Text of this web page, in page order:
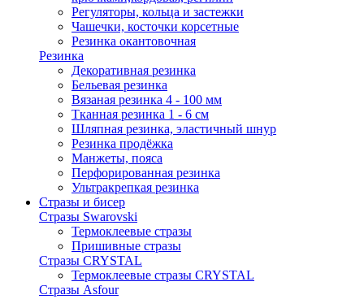
Регуляторы, кольца и застежки
Чашечки, косточки корсетные
Резинка окантовочная
Резинка
Декоративная резинка
Бельевая резинка
Вязаная резинка 4 - 100 мм
Тканная резинка 1 - 6 см
Шляпная резинка, эластичный шнур
Резинка продёжка
Манжеты, пояса
Перфорированная резинка
Ультракрепкая резинка
Стразы и бисер
Стразы Swarovski
Термоклеевые стразы
Пришивные стразы
Стразы CRYSTAL
Термоклеевые стразы CRYSTAL
Стразы Asfour